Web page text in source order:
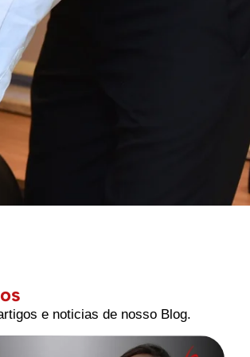
e noticias de nosso Blog.